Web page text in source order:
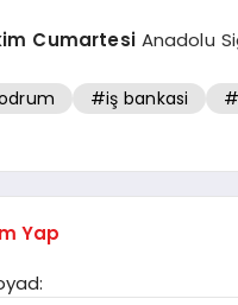
Cumartesi Anadolu
#iş bankasi
Yap